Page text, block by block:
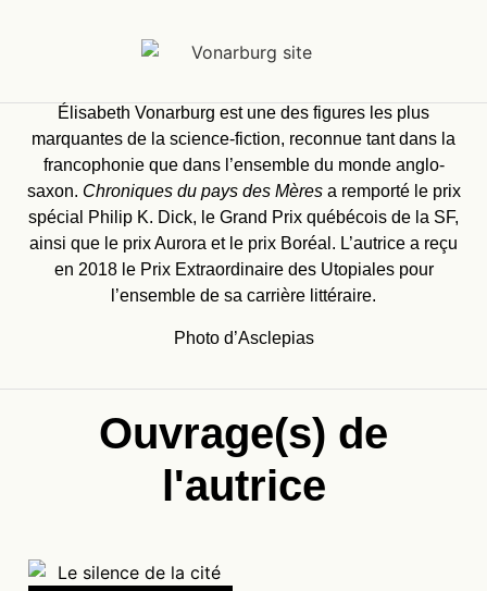
Élisabeth Vonarburg est une des figures les plus
marquantes de la science-fiction, reconnue tant dans la
francophonie que dans l’ensemble du monde anglo-
saxon. Chroniques du pays des Mèresa remporté le prix
spécial Philip K. Dick, le Grand Prix québécois de la SF,
ainsi que le prix Aurora et le prix Boréal. L’autrice a reçu
en 2018 le Prix Extraordinaire des Utopiales pour
l’ensemble de sa carrière littéraire.
Photo d’Asclepias
Ouvrage(s) de
l'autrice